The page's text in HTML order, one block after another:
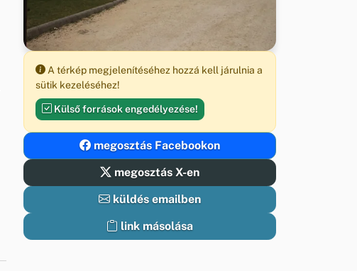
A térkép megjelenítéséhez hozzá kell járulnia a
sütik kezeléséhez!
Külső források engedélyezése!
megosztás Facebookon
megosztás X-en
küldés emailben
link másolása